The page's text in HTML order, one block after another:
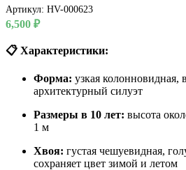
Артикул: HV-000623
6,500 ₽
📋 Характеристики:
Форма: узкая колонновидная,
архитектурный силуэт
Размеры в 10 лет: высота
1 м
Хвоя: густая чешуевидная,
сохраняет цвет зимой и летом